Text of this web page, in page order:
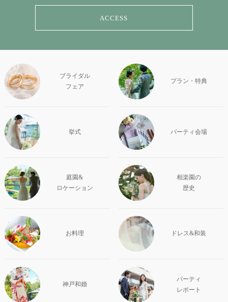
ACCESS
ブライダル
フェア
プラン・特典
挙式 パーティ会場
庭園&
ロケーション
相楽園の
歴史
お料理 ドレス&和装
神戸和婚
パーティ
レポート